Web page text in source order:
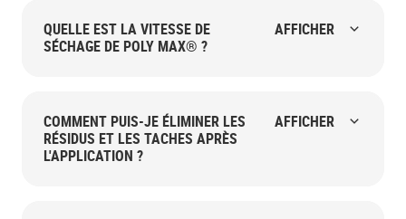
QUELLE EST LA VITESSE DE
SÉCHAGE DE POLY MAX® ?
AFFICHER
COMMENT PUIS-JE ÉLIMINER LES
RÉSIDUS ET LES TACHES APRÈS
L'APPLICATION ?
AFFICHER